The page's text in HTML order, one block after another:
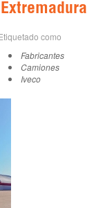
como
Fabricantes
Camiones
Iveco